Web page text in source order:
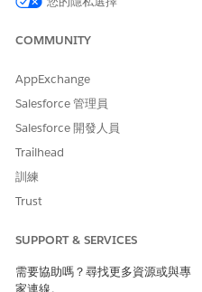
COMMUNITY
AppExchange
Salesforce 管理員
Salesforce 開發人員
Trailhead
訓練
Trust
SUPPORT & SERVICES
需要協助嗎？尋找更多資源或與專
家連線。